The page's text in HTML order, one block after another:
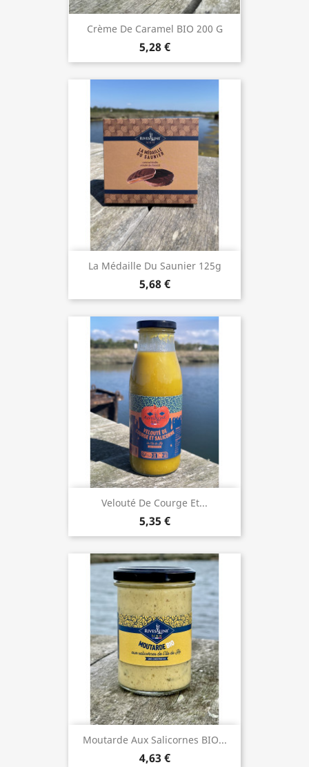
Crème De Caramel BIO 200 G
5,28 €
La Médaille Du Saunier 125g
5,68 €
Velouté De Courge Et...
5,35 €
Moutarde Aux Salicornes BIO...
4,63 €